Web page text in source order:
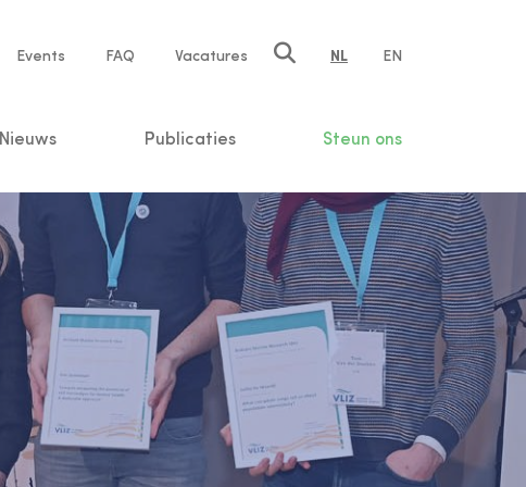
Events FAQ Vacatures NL EN
Nieuws Publicaties Steun ons